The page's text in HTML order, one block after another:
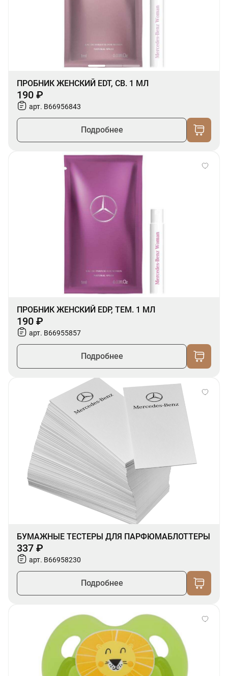
ПРОБНИК ЖЕНСКИЙ EDT, СВ. 1 МЛ
190 ₽
арт. B66956843
Подробнее
ПРОБНИК ЖЕНСКИЙ EDP, ТЕМ. 1 МЛ
190 ₽
арт. B66955857
Подробнее
БУМАЖНЫЕ ТЕСТЕРЫ ДЛЯ ПАРФЮМАБЛОТТЕРЫ
337 ₽
арт. B66958230
Подробнее